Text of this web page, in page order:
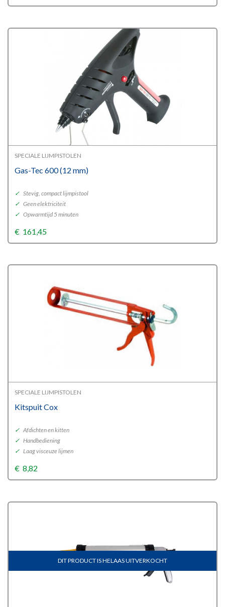
SPECIALE LIJMPISTOLEN
Gas-Tec 600 (12 mm)
✓ Stevig, compact lijmpistool
✓ Geen elektriciteit
✓ Opwarmtijd 5 minuten
€ 161,45
SPECIALE LIJMPISTOLEN
Kitspuit Cox
✓ Afdichten en kitten
✓ Handbediening
✓ Laag visceuze lijmen
€ 8,82
DIT PRODUCT IS HELAAS UITVERKOCHT